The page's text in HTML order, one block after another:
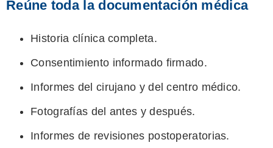
Reúne toda la documentación médica
Historia clínica completa.
Consentimiento informado firmado.
Informes del cirujano y del centro médico.
Fotografías del antes y después.
Informes de revisiones postoperatorias.